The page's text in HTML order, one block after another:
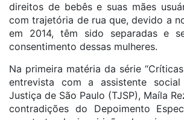
direitos de bebês e suas mães
com trajetória de rua que, devido a
em 2014, têm sido separadas e
consentimento dessas mulheres.
Na primeira matéria da série
entrevista com a assistente
Justiça de São Paulo (TJSP), Maíla
contradições do Depoimento